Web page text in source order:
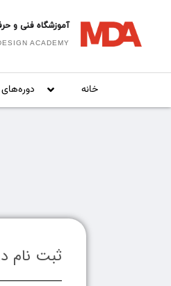
آموزشگاه فنی و
ACADEMY
خانه
ثبت نام